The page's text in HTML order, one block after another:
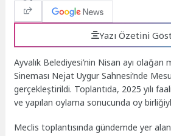
Yazı Özetini
Ayvalık Belediyesi’nin Nisan ayı olağan
Sineması Nejat Uygur Sahnesi’nde
gerçekleştirildi. Toplantıda, 2025 yılı
ve yapılan oylama sonucunda oy
Meclis toplantısında gündemde yer